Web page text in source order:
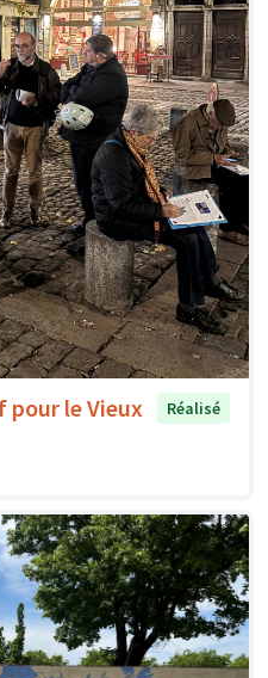
pour le Vieux
Réalisé